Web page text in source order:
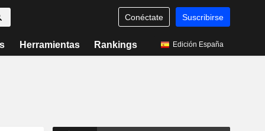
Conéctate Suscribirse
Herramientas Rankings Edición España